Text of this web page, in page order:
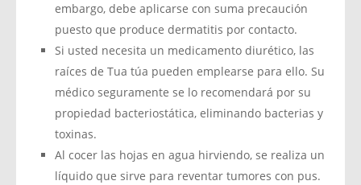
embargo, debe aplicarse con suma precaución
puesto que produce dermatitis por contacto.
Si usted necesita un medicamento diurético, las
raíces de Tua túa pueden emplearse para ello. Su
médico seguramente se lo recomendará por su
propiedad bacteriostática, eliminando bacterias y
toxinas.
Al cocer las hojas en agua hirviendo, se realiza un
líquido que sirve para reventar tumores con pus.